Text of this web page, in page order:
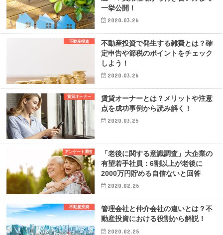
一挙公開！
2020.03.26
不動産投資
不動産投資で発生する雑費とは？確
定申告や節税のポイントをチェック
しよう！
2020.03.26
賃貸オーナー
賃貸オーナーとは？メリットや注意
点を成功事例から読み解く！
2020.03.25
アンケート調査
「老後に関する意識調査」大企業の
有望若手社員：6割以上が老後に
2000万円貯める自信ないと回答
2020.02.26
不動産投資
管理会社と仲介会社の違いとは？不
動産投資における役割から解説！
2020.02.25